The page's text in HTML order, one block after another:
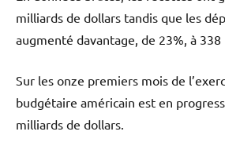
milliards de dollars tandis que les
augmenté davantage, de 23%, à 338
Sur les onze premiers mois de
budgétaire américain est en
milliards de dollars.